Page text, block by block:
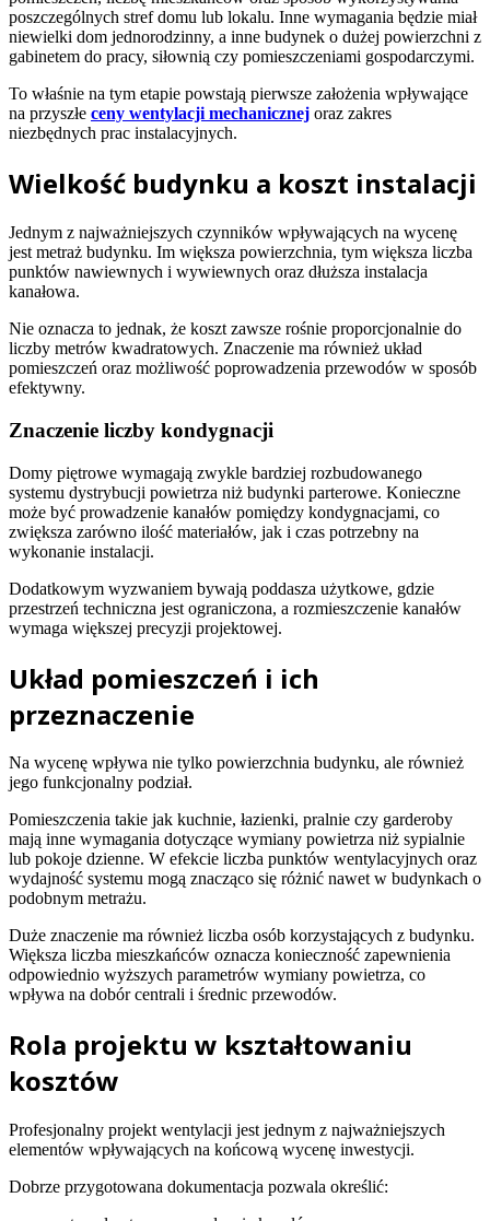
poszczególnych stref domu lub lokalu. Inne wymagania będzie miał
niewielki dom jednorodzinny, a inne budynek o dużej powierzchni z
gabinetem do pracy, siłownią czy pomieszczeniami gospodarczymi.
To właśnie na tym etapie powstają pierwsze założenia wpływające
na przyszłe ceny wentylacji mechanicznej oraz zakres
niezbędnych prac instalacyjnych.
Wielkość budynku a koszt instalacji
Jednym z najważniejszych czynników wpływających na wycenę
jest metraż budynku. Im większa powierzchnia, tym większa liczba
punktów nawiewnych i wywiewnych oraz dłuższa instalacja
kanałowa.
Nie oznacza to jednak, że koszt zawsze rośnie proporcjonalnie do
liczby metrów kwadratowych. Znaczenie ma również układ
pomieszczeń oraz możliwość poprowadzenia przewodów w sposób
efektywny.
Znaczenie liczby kondygnacji
Domy piętrowe wymagają zwykle bardziej rozbudowanego
systemu dystrybucji powietrza niż budynki parterowe. Konieczne
może być prowadzenie kanałów pomiędzy kondygnacjami, co
zwiększa zarówno ilość materiałów, jak i czas potrzebny na
wykonanie instalacji.
Dodatkowym wyzwaniem bywają poddasza użytkowe, gdzie
przestrzeń techniczna jest ograniczona, a rozmieszczenie kanałów
wymaga większej precyzji projektowej.
Układ pomieszczeń i ich
przeznaczenie
Na wycenę wpływa nie tylko powierzchnia budynku, ale również
jego funkcjonalny podział.
Pomieszczenia takie jak kuchnie, łazienki, pralnie czy garderoby
mają inne wymagania dotyczące wymiany powietrza niż sypialnie
lub pokoje dzienne. W efekcie liczba punktów wentylacyjnych oraz
wydajność systemu mogą znacząco się różnić nawet w budynkach o
podobnym metrażu.
Duże znaczenie ma również liczba osób korzystających z budynku.
Większa liczba mieszkańców oznacza konieczność zapewnienia
odpowiednio wyższych parametrów wymiany powietrza, co
wpływa na dobór centrali i średnic przewodów.
Rola projektu w kształtowaniu
kosztów
Profesjonalny projekt wentylacji jest jednym z najważniejszych
elementów wpływających na końcową wycenę inwestycji.
Dobrze przygotowana dokumentacja pozwala określić: